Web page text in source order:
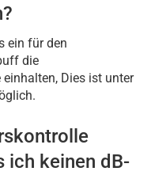
ein für den
die
Dies ist unter
ich keinen dB-